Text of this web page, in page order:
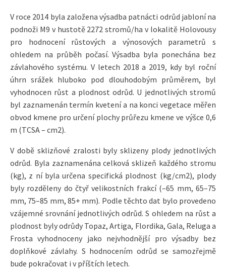
V roce 2014 byla založena výsadba patnácti odrůd jabloní na
podnoži M9 v hustotě 2272 stromů/ha v lokalitě Holovousy
pro hodnocení růstových a výnosových parametrů s
ohledem na průběh počasí. Výsadba byla ponechána bez
závlahového systému. V letech 2018 a 2019, kdy byl roční
úhrn srážek hluboko pod dlouhodobým průměrem, byl
vyhodnocen růst a plodnost odrůd. U jednotlivých stromů
byl zaznamenán termín kvetení a na konci vegetace měřen
obvod kmene pro určení plochy průřezu kmene ve výšce 0,6
m (TCSA – cm2).
V době sklizňové zralosti byly sklizeny plody jednotlivých
odrůd. Byla zaznamenána celková sklizeň každého stromu
(kg), z ní byla určena specifická plodnost (kg/cm2), plody
byly rozděleny do čtyř velikostních frakcí (–65 mm, 65–75
mm, 75–85 mm, 85+ mm). Podle těchto dat bylo provedeno
vzájemné srovnání jednotlivých odrůd. S ohledem na růst a
plodnost byly odrůdy Topaz, Artiga, Flordika, Gala, Reluga a
Frosta vyhodnoceny jako nejvhodnější pro výsadby bez
doplňkové závlahy. S hodnocením odrůd se samozřejmě
bude pokračovat i v příštích letech.